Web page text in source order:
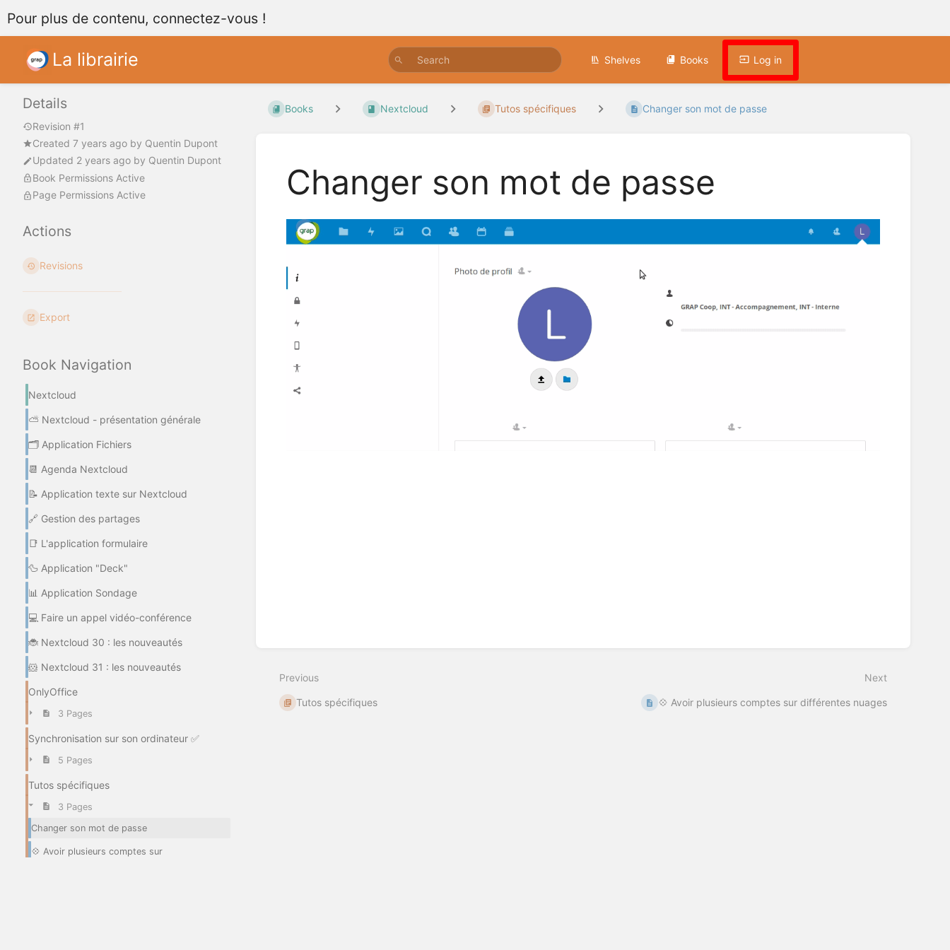
Pour plus de contenu, connectez-vous !
La librairie Shelves Books Log in
Details
Revision #1
Created 7 years ago by Quentin Dupont
Updated 2 years ago by Quentin Dupont
Book Permissions Active
Page Permissions Active
Actions
Revisions
Export
Book Navigation
Nextcloud
⛅ Nextcloud - présentation générale
🗂️ Application Fichiers
📆 Agenda Nextcloud
📝 Application texte sur Nextcloud
🔗 Gestion des partages
📑 L'application formulaire
🦆 Application "Deck"
📊 Application Sondage
💻 Faire un appel vidéo-conférence
🐞 Nextcloud 30 : les nouveautés
🐹 Nextcloud 31 : les nouveautés
OnlyOffice
3 Pages
Synchronisation sur son ordinateur ✅
5 Pages
Tutos spécifiques
3 Pages
Changer son mot de passe
💠 Avoir plusieurs comptes sur
Books Nextcloud Tutos spécifiques Changer son mot de passe
Changer son mot de passe
Previous
Tutos spécifiques
Next
💠 Avoir plusieurs comptes sur différentes nuages